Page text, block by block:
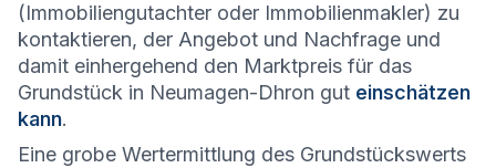
(Immobiliengutachter oder Immobilienmakler) zu
kontaktieren, der Angebot und Nachfrage und
damit einhergehend den Marktpreis für das
Grundstück in Neumagen-Dhron gut einschätzen
kann.
Eine grobe Wertermittlung des Grundstückswerts